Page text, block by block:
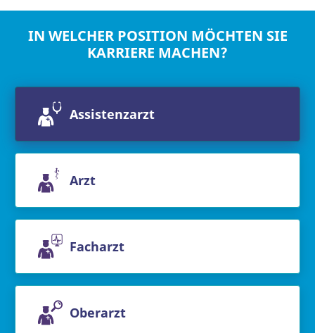
IN WELCHER POSITION MÖCHTEN SIE
KARRIERE MACHEN?
Assistenzarzt
Arzt
Facharzt
Oberarzt